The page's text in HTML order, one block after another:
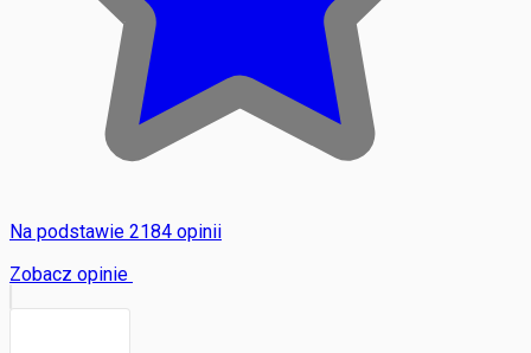
Na podstawie 2184 opinii
Zobacz opinie